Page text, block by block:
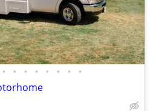
• • • • • • • •